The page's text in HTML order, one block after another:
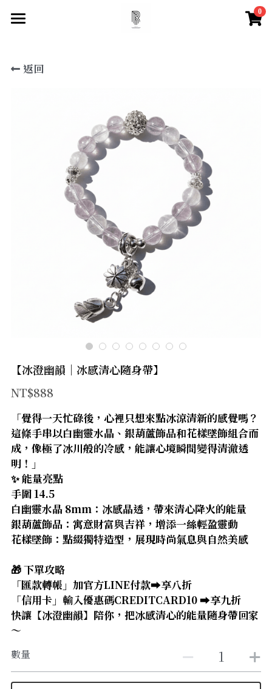
0
尋找你的祝福
所有商品分類
【項鍊】
【手鍊款】
【眉心輪 頂輪】
【太陽神經叢】
【臍輪】
【海底輪】
【新品上市】
【療癒類水晶】
【智慧類水晶】
【人緣類水晶】
【8-10mm 珠徑】
【11-13mm 珠徑】
【14mm以上 珠徑】
天然水晶特性
水晶必備知識
脈輪測試
/註冊
官方LINE
返回
【冰澄幽韻｜冰感清心隨身帶】
NT$888
「覺得一天忙碌後，心裡只想來點冰涼清新的感覺嗎？
這條手串以白幽靈水晶、銀葫蘆飾品和花樣墜飾組合而
成，像極了冰川般的冷感，能讓心境瞬間變得清澈透
明！」
✨ 能量亮點
手圍 14.5
白幽靈水晶 8mm：冰感晶透，帶來清心降火的能量
銀葫蘆飾品：寓意財富與吉祥，增添一絲輕盈靈動
花樣墜飾：點綴獨特造型，展現時尚氣息與自然美感
🎁 下單攻略
「匯款轉帳」加官方LINE付款➡️享八折
「信用卡」輸入優惠碼CREDITCARD10 ➡️享九折
快讓【冰澄幽韻】陪你，把冰感清心的能量隨身帶回家
～
數量
×
商品分類
所有商品分類
×
部落格分類
所有博客分類